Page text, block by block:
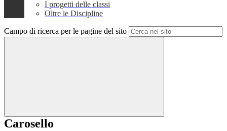
I progetti delle classi
Oltre le Discipline
Campo di ricerca per le pagine del sito
Carosello